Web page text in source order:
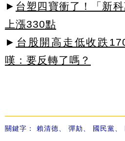
► 台塑四寶衝了！「新
上漲330點
► 台股開高走低收跌
嘆：要反轉了嗎？
關鍵字： 賴清德、 彈劾、 國民黨、